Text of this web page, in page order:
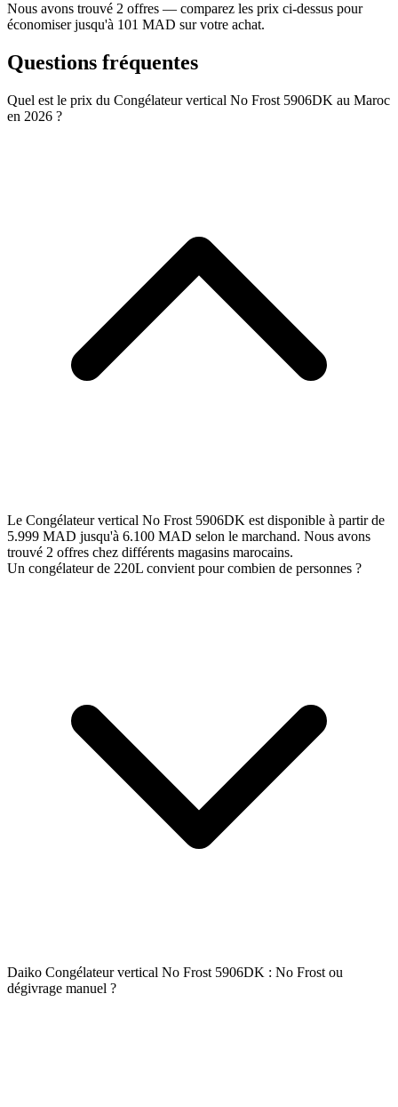
Nous avons trouvé 2 offres — comparez les prix ci-dessus pour
économiser jusqu'à 101 MAD sur votre achat.
Questions fréquentes
Quel est le prix du Congélateur vertical No Frost 5906DK au Maroc
en 2026 ?
Le Congélateur vertical No Frost 5906DK est disponible à partir de
5.999 MAD jusqu'à 6.100 MAD selon le marchand. Nous avons
trouvé 2 offres chez différents magasins marocains.
Un congélateur de 220L convient pour combien de personnes ?
Daiko Congélateur vertical No Frost 5906DK : No Frost ou
dégivrage manuel ?